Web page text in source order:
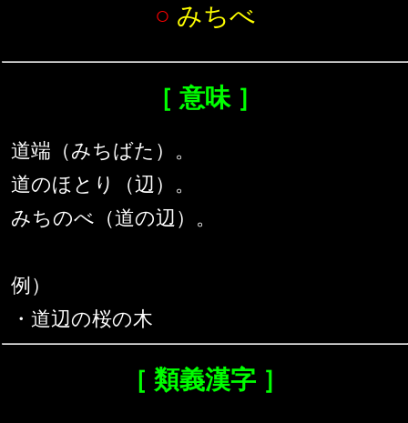
○ みちべ
［ 意味 ］
道端（みちばた）。
道のほとり（辺）。
みちのべ（道の辺）。
例）
・道辺の桜の木
［ 類義漢字 ］